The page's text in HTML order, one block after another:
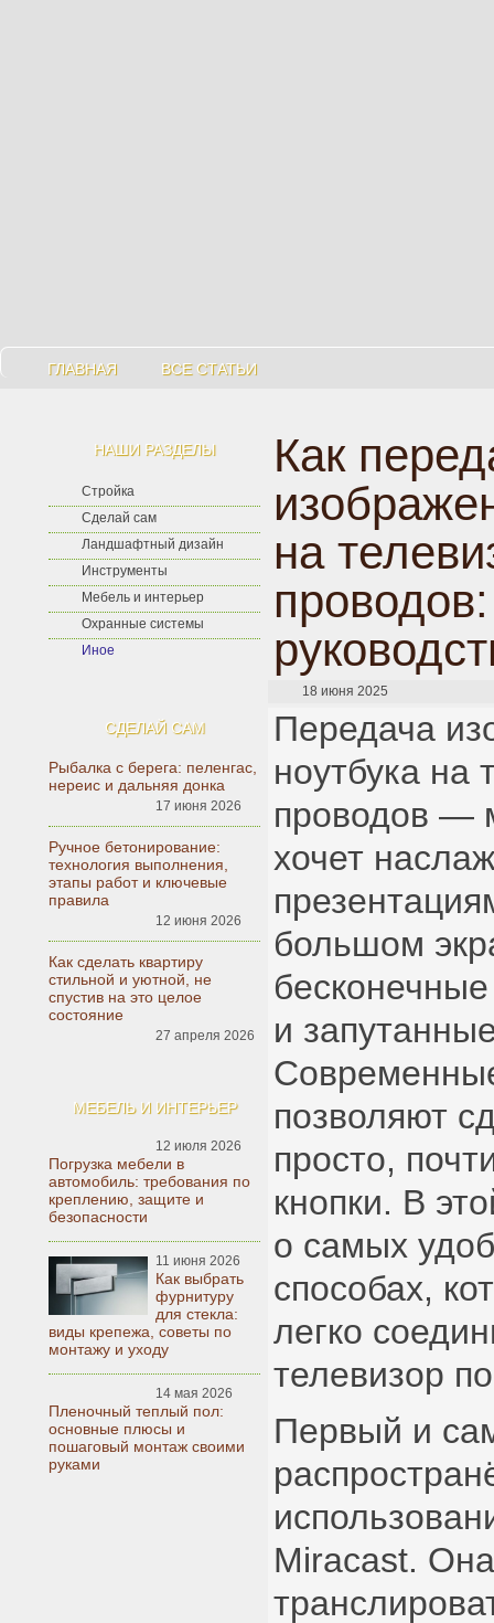
ГЛАВНАЯ ВСЕ СТАТЬИ
НАШИ РАЗДЕЛЫ
Стройка
Сделай сам
Ландшафтный дизайн
Инструменты
Мебель и интерьер
Охранные системы
Иное
СДЕЛАЙ САМ
Рыбалка с берега: пеленгас,
нереис и дальняя донка
17 июня 2026
Ручное бетонирование:
технология выполнения,
этапы работ и ключевые
правила
12 июня 2026
Как сделать квартиру
стильной и уютной, не
спустив на это целое
состояние
27 апреля 2026
МЕБЕЛЬ И ИНТЕРЬЕР
12 июля 2026
Погрузка мебели в
автомобиль: требования по
креплению, защите и
безопасности
11 июня 2026
Как выбрать
фурнитуру
для стекла:
виды крепежа, советы по
монтажу и уходу
14 мая 2026
Пленочный теплый пол:
основные плюсы и
пошаговый монтаж своими
руками
Как
на
18 июня 2025
Передача
ноутбука на
проводов —
хочет
большом
и
позволяют
просто,
кнопки. В
о самых
способах,
легко
телевизор
Первый и
Miracast.